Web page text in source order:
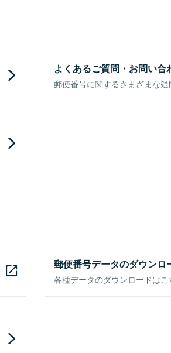
よくあるご質問・お問い合
郵便番号に関するさまざまな疑
郵便番号データのダウンロ
各種データのダウンロードは